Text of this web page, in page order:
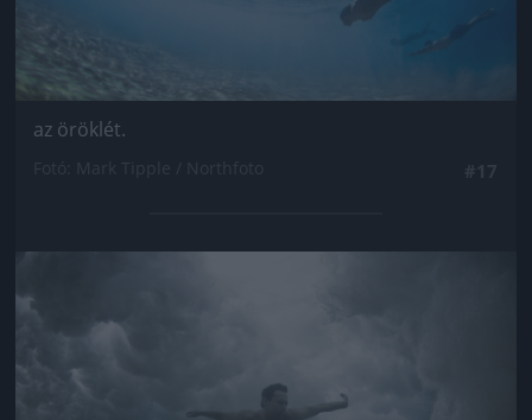
az öröklét.